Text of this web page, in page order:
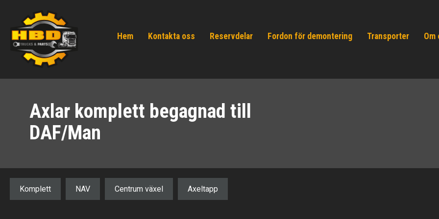
Hem Kontakta oss Reservdelar Fordon för demontering Transporter Om
Axlar komplett begagnad till
DAF/Man
Komplett NAV Centrum växel Axeltapp